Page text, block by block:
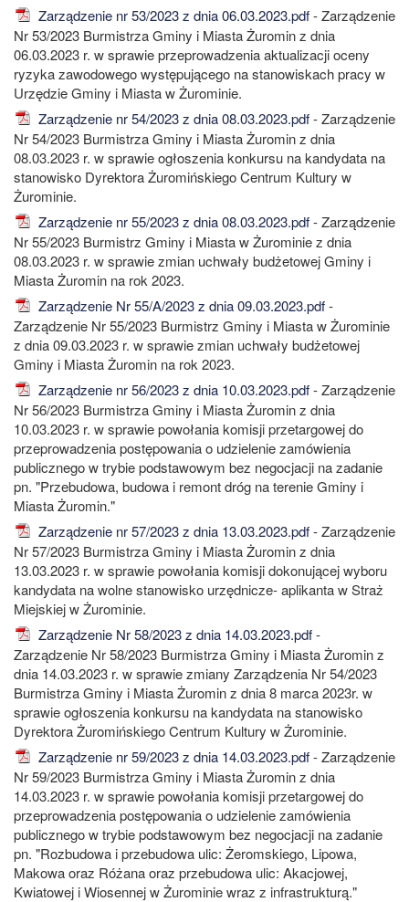
Zarządzenie nr 53/2023 z dnia 06.03.2023.pdf- Zarządzenie
Nr 53/2023 Burmistrza Gminy i Miasta Żuromin z dnia
06.03.2023 r. w sprawie przeprowadzenia aktualizacji oceny
ryzyka zawodowego występującego na stanowiskach pracy w
Urzędzie Gminy i Miasta w Żurominie.
Zarządzenie nr 54/2023 z dnia 08.03.2023.pdf- Zarządzenie
Nr 54/2023 Burmistrza Gminy i Miasta Żuromin z dnia
08.03.2023 r. w sprawie ogłoszenia konkursu na kandydata na
stanowisko Dyrektora Żuromińskiego Centrum Kultury w
Żurominie.
Zarządzenie nr 55/2023 z dnia 08.03.2023.pdf- Zarządzenie
Nr 55/2023 Burmistrz Gminy i Miasta w Żurominie z dnia
08.03.2023 r. w sprawie zmian uchwały budżetowej Gminy i
Miasta Żuromin na rok 2023.
Zarządzenie Nr 55/A/2023 z dnia 09.03.2023.pdf-
Zarządzenie Nr 55/2023 Burmistrz Gminy i Miasta w Żurominie
z dnia 09.03.2023 r. w sprawie zmian uchwały budżetowej
Gminy i Miasta Żuromin na rok 2023.
Zarządzenie nr 56/2023 z dnia 10.03.2023.pdf- Zarządzenie
Nr 56/2023 Burmistrza Gminy i Miasta Żuromin z dnia
10.03.2023 r. w sprawie powołania komisji przetargowej do
przeprowadzenia postępowania o udzielenie zamówienia
publicznego w trybie podstawowym bez negocjacji na zadanie
pn. "Przebudowa, budowa i remont dróg na terenie Gminy i
Miasta Żuromin."
Zarządzenie nr 57/2023 z dnia 13.03.2023.pdf- Zarządzenie
Nr 57/2023 Burmistrza Gminy i Miasta Żuromin z dnia
13.03.2023 r. w sprawie powołania komisji dokonującej wyboru
kandydata na wolne stanowisko urzędnicze- aplikanta w Straż
Miejskiej w Żurominie.
Zarządzenie Nr 58/2023 z dnia 14.03.2023.pdf-
Zarządzenie Nr 58/2023 Burmistrza Gminy i Miasta Żuromin z
dnia 14.03.2023 r. w sprawie zmiany Zarządzenia Nr 54/2023
Burmistrza Gminy i Miasta Żuromin z dnia 8 marca 2023r. w
sprawie ogłoszenia konkursu na kandydata na stanowisko
Dyrektora Żuromińskiego Centrum Kultury w Żurominie.
Zarządzenie nr 59/2023 z dnia 14.03.2023.pdf- Zarządzenie
Nr 59/2023 Burmistrza Gminy i Miasta Żuromin z dnia
14.03.2023 r. w sprawie powołania komisji przetargowej do
przeprowadzenia postępowania o udzielenie zamówienia
publicznego w trybie podstawowym bez negocjacji na zadanie
pn. "Rozbudowa i przebudowa ulic: Żeromskiego, Lipowa,
Makowa oraz Różana oraz przebudowa ulic: Akacjowej,
Kwiatowej i Wiosennej w Żurominie wraz z infrastrukturą."